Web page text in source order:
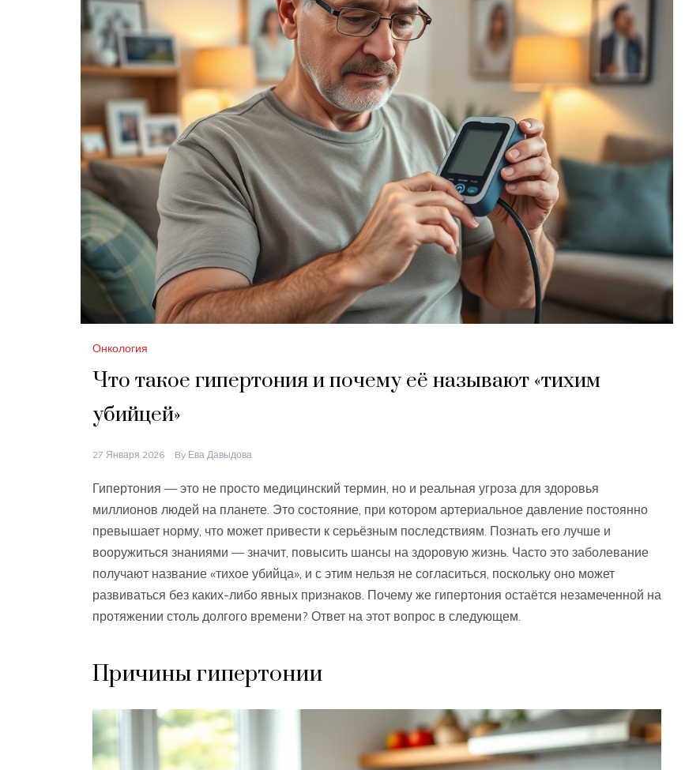
Онкология
Что такое гипертония и почему её называют «тихим
убийцей»
27 Января 2026 By Ева Давыдова
Гипертония — это не просто медицинский термин, но и реальная угроза для здоровья
миллионов людей на планете. Это состояние, при котором артериальное давление постоянно
превышает норму, что может привести к серьёзным последствиям. Познать его лучше и
вооружиться знаниями — значит, повысить шансы на здоровую жизнь. Часто это заболевание
получают название «тихое убийца», и с этим нельзя не согласиться, поскольку оно может
развиваться без каких-либо явных признаков. Почему же гипертония остаётся незамеченной на
протяжении столь долгого времени? Ответ на этот вопрос в следующем.
Причины гипертонии